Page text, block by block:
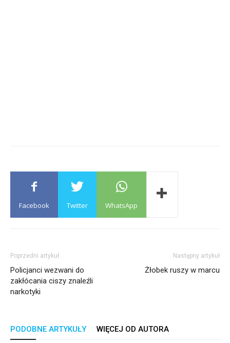
Facebook Twitter WhatsApp
Poprzedni artykuł
Policjanci wezwani do
zakłócania ciszy znaleźli
narkotyki
Następny artykuł
Żłobek ruszy w marcu
PODOBNE ARTYKUŁY WIĘCEJ OD AUTORA